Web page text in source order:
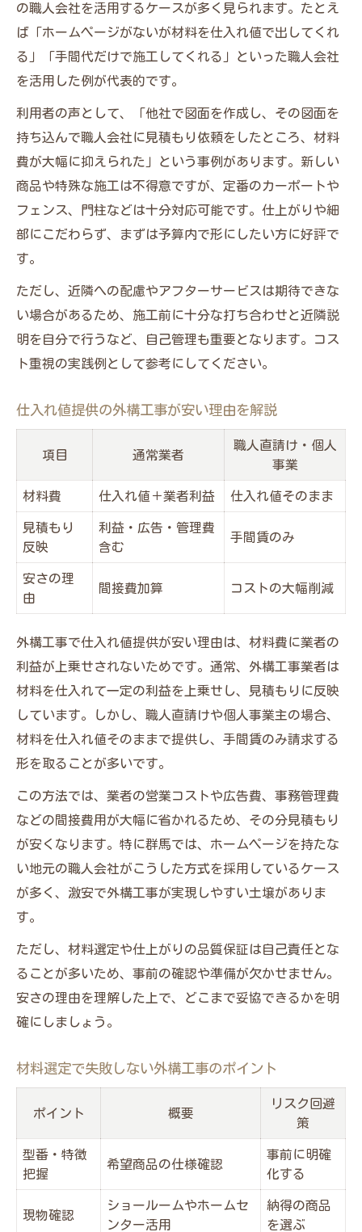
の職人会社を活用するケースが多く見られます。たとえ
ば「ホームページがないが材料を仕入れ値で出してくれ
る」「手間代だけで施工してくれる」といった職人会社
を活用した例が代表的です。
利用者の声として、「他社で図面を作成し、その図面を
持ち込んで職人会社に見積もり依頼をしたところ、材料
費が大幅に抑えられた」という事例があります。新しい
商品や特殊な施工は不得意ですが、定番のカーポートや
フェンス、門柱などは十分対応可能です。仕上がりや細
部にこだわらず、まずは予算内で形にしたい方に好評で
す。
ただし、近隣への配慮やアフターサービスは期待できな
い場合があるため、施工前に十分な打ち合わせと近隣説
明を自分で行うなど、自己管理も重要となります。コス
ト重視の実践例として参考にしてください。
仕入れ値提供の外構工事が安い理由を解説
項目 通常業者
職人直請け・個人
事業
材料費 仕入れ値＋業者利益 仕入れ値そのまま
見積もり
反映
利益・広告・管理費
含む
手間賃のみ
安さの理
由
間接費加算 コストの大幅削減
外構工事で仕入れ値提供が安い理由は、材料費に業者の
利益が上乗せされないためです。通常、外構工事業者は
材料を仕入れて一定の利益を上乗せし、見積もりに反映
しています。しかし、職人直請けや個人事業主の場合、
材料を仕入れ値そのままで提供し、手間賃のみ請求する
形を取ることが多いです。
この方法では、業者の営業コストや広告費、事務管理費
などの間接費用が大幅に省かれるため、その分見積もり
が安くなります。特に群馬では、ホームページを持たな
い地元の職人会社がこうした方式を採用しているケース
が多く、激安で外構工事が実現しやすい土壌がありま
す。
ただし、材料選定や仕上がりの品質保証は自己責任とな
ることが多いため、事前の確認や準備が欠かせません。
安さの理由を理解した上で、どこまで妥協できるかを明
確にしましょう。
材料選定で失敗しない外構工事のポイント
ポイント 概要
リスク回避
策
型番・特徴
把握
希望商品の仕様確認
事前に明確
化する
現物確認
ショールームやホームセ
ンター活用
納得の商品
を選ぶ